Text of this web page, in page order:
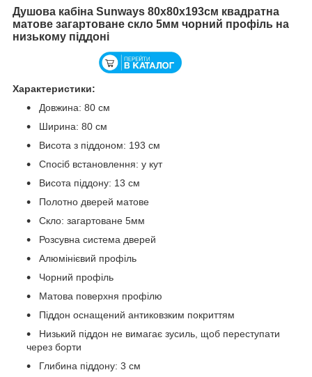
Душова кабіна Sunways 80x80х193см квадратна
матове загартоване скло 5мм чорний профіль на
низькому піддоні
Характеристики:
Довжина: 80 см
Ширина: 80 см
Висота з піддоном: 193 см
Спосіб встановлення: у кут
Висота піддону: 13 см
Полотно дверей матове
Скло: загартоване 5мм
Розсувна система дверей
Алюмінієвий профіль
Чорний профіль
Матова поверхня профілю
Піддон оснащений антиковзким покриттям
Низький піддон не вимагає зусиль, щоб переступати
через борти
Глибина піддону: 3 см